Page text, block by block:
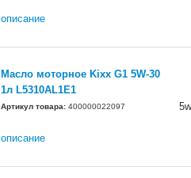
описание
Масло моторное Kixx G1 5W-30
1л L5310AL1E1
Артикул товара: 400000022097
описание